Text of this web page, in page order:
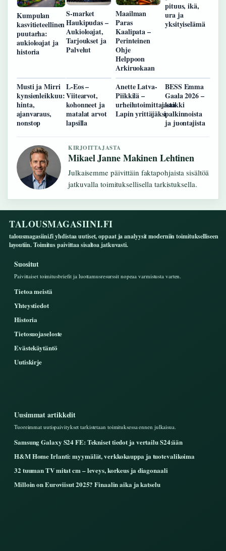
Kumpulan
kasvitieteellinen
puutarha:
aukioloajat ja
historia
S-market
Haukipudas –
Aukioloajat,
Tarjoukset ja
Palvelut
Maailman
Paras
Kaalipata –
Perinteinen
Ohje
Helppoon
Arkiruokaan
pituus, ikä,
ura ja
yksityiselämä
Musti ja Mirri
kynsienleikkuu:
hinta,
ajanvaraus,
nonstop
L-Eos –
Viitearvot,
kohonneet ja
matalat arvot
lapsilla
Anette Latva-
Piikkilä –
urheilutoimittajasta
Lapin yrittäjäksi
BESS Emma
Gaala 2026 –
kaikki
palkinnoista
ja juontajista
KIRJOITTAJASTA
Mikael Janne Makinen Lehtinen
Julkaisemme päivittäin faktapohjaista sisältöä
jatkuvalla toimituksellisella tarkistuksella.
TALOUSMAGASIINI.FI
talousmagasiini.fi yhdistaa uutiset, oppaat ja analyysit moderniin toimitukselliseen
layoutiin. Toimitus paivittaa sisaltoa jatkuvasti.
Suositut
Paivittaiset toimitusbriefit ja luottamusresurssit nopeaa varmistusta varten.
Tietoa meistä
Yhteystiedot
Historia
Tietosuojaseloste
Evästekäytäntö
Uutiskirje
Uusimmat artikkelit
Tuoreimmat uutispaivitykset tarkistetaan toimituksessa ennen julkaisua.
Samsung Galaxy S24 FE: Tekniset tiedot ja vertailu S24:ään
H&M Home Irlanti: myymälät, verkkokauppa ja tuotevalikoima
32 tuuman TV mitat cm – leveys, korkeus ja diagonaali
Milloin on Euroviisut 2025? Finaalin aika ja katselu